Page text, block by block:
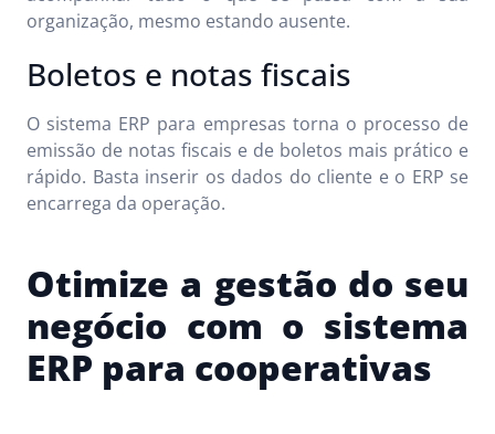
organização, mesmo estando ausente.
Boletos e notas fiscais
O sistema ERP para empresas torna o processo de
emissão de notas fiscais e de boletos mais prático e
rápido. Basta inserir os dados do cliente e o ERP se
encarrega da operação.
Otimize a gestão do seu
negócio com o sistema
ERP para cooperativas